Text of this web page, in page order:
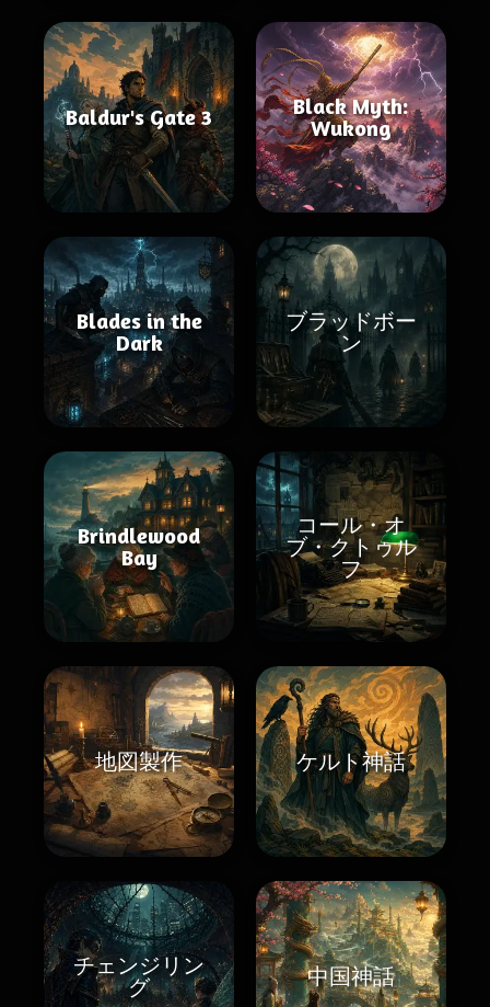
Baldur's Gate 3
Black Myth:
Wukong
Blades in the
Dark
ブラッドボー
ン
Brindlewood
Bay
コール・オ
ブ・クトゥル
フ
地図製作 ケルト神話
チェンジリン
グ
中国神話